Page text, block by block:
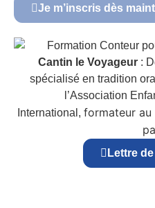
Je m’inscris dès
Cantin le Voyageur :
spécialisé en tradition
l’Association
International, formateur
Lettre